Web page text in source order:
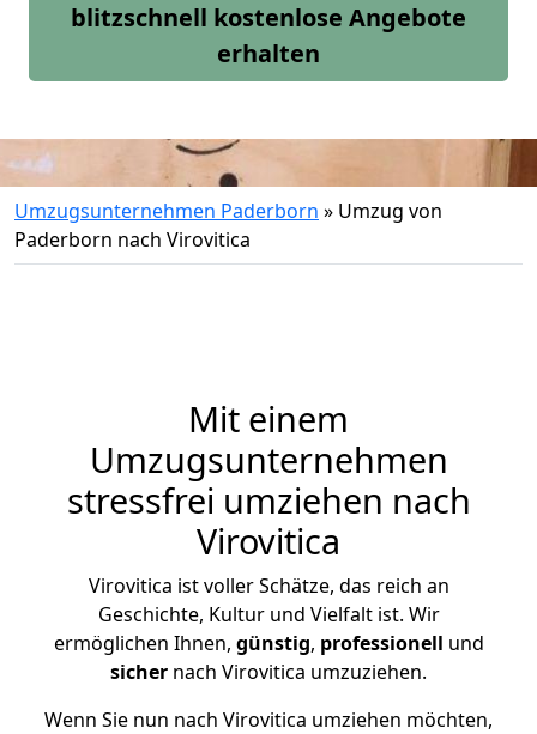
blitzschnell kostenlose Angebote
erhalten
Umzugsunternehmen Paderborn » Umzug von
Paderborn nach Virovitica
Mit einem
Umzugsunternehmen
stressfrei umziehen nach
Virovitica
Virovitica ist voller Schätze, das reich an
Geschichte, Kultur und Vielfalt ist. Wir
ermöglichen Ihnen, günstig, professionell und
sicher nach Virovitica umzuziehen.
Wenn Sie nun nach Virovitica umziehen möchten,